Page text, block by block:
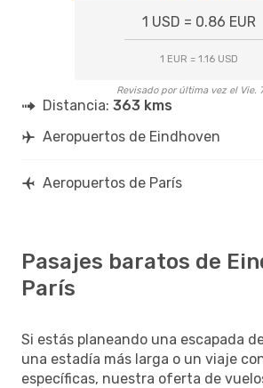
1 USD = 0.86 EUR
1 EUR = 1.16 USD
Revisado por última vez el Vie.
Distancia: 363 kms
Aeropuertos de Eindhoven
Aeropuertos de París
Pasajes baratos de
París
Si estás planeando una escapada
una estadía más larga o un viaje
específicas, nuestra oferta de